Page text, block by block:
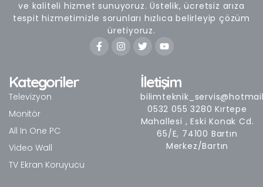
ve kaliteli hizmet sunuyoruz. Üstelik, ücretsiz arıza
tespit hizmetimizle sorunları hızlıca belirleyip çözüm
üretiyoruz.
F
a
I
n
T
w
t
e
r
Y
o
u
b
e
Kategoriler
Televizyon
Monitör
All In One PC
Video Wall
TV Ekran Koruyucu
İletişim
0532 055 3280 Kırtepe
Mahallesi , Eski Konak Cd.
65/E, 74100 Bartın
Merkez/Bartın